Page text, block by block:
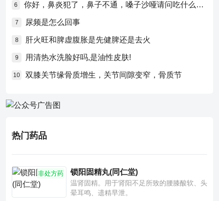
6 你好，鼻炎犯了，鼻子不通，嗓子沙哑请问吃什么药比较好？
7 尿频是怎么回事
8 肝火旺和脾虚腹胀是先健脾还是去火
9 用清热水洗脸好吗,是油性皮肤!
10 双膝关节缘骨质增生，关节间隙变窄，骨质节
热门药品
非处方药 锁阳固精丸(同仁堂)
温肾固精。用于肾阳不足所致的腰膝酸软、头
晕耳鸣、遗精早泄。